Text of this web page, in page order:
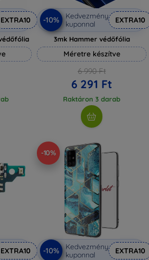
EXTRA10 -10%
Kedvezmény
kuponnal
EXTRA10
3mk Hammer védőfólia
Méretre készítve
6 990 Ft
6 291 Ft
Raktáron 3 darab
EXTRA10
-10%
-10%
Kedvezmény
kuponnal
EXTRA10